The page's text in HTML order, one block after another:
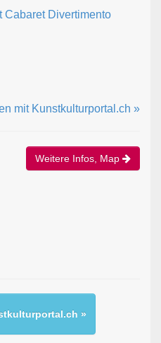
Cabaret Divertimento
mit Kunstkulturportal.ch »
Weitere Infos, Map
»